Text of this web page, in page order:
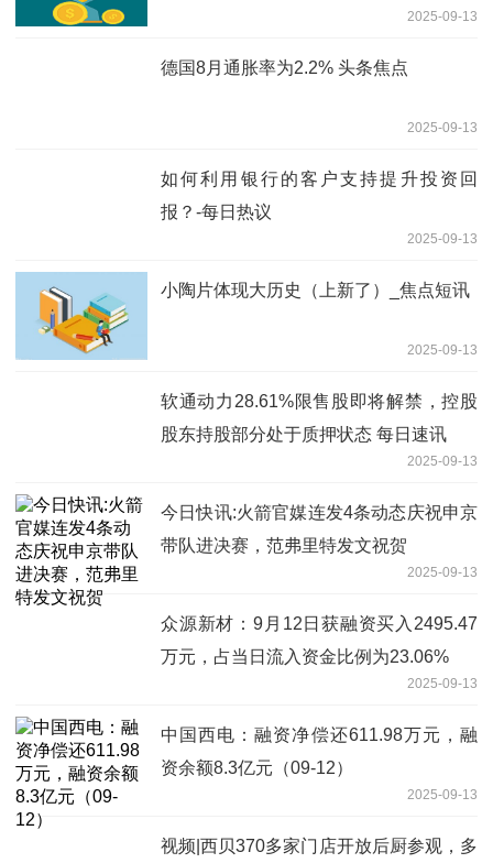
2025-09-13
德国8月通胀率为2.2% 头条焦点
2025-09-13
如何利用银行的客户支持提升投资回
报？-每日热议
2025-09-13
小陶片体现大历史（上新了）_焦点短讯
2025-09-13
软通动力28.61%限售股即将解禁，控股
股东持股部分处于质押状态 每日速讯
2025-09-13
今日快讯:火箭官媒连发4条动态庆祝申京
带队进决赛，范弗里特发文祝贺
2025-09-13
众源新材：9月12日获融资买入2495.47
万元，占当日流入资金比例为23.06%
2025-09-13
中国西电：融资净偿还611.98万元，融
资余额8.3亿元（09-12）
2025-09-13
视频|西贝370多家门店开放后厨参观，多